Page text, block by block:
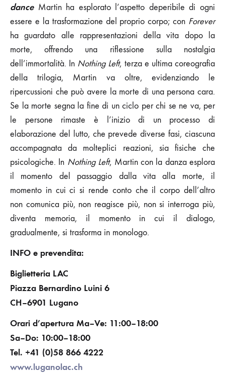
danceMartin ha esplorato l’aspetto deperibile di ogni
essere e la trasformazione del proprio corpo; con Forever
ha guardato alle rappresentazioni della vita dopo la
morte, offrendo una riflessione sulla nostalgia
dell’immortalità. In Nothing Left, terza e ultima coreografia
della trilogia, Martin va oltre, evidenziando le
ripercussioni che può avere la morte di una persona cara.
Se la morte segna la fine di un ciclo per chi se ne va, per
le persone rimaste è l’inizio di un processo di
elaborazione del lutto, che prevede diverse fasi, ciascuna
accompagnata da molteplici reazioni, sia fisiche che
psicologiche. In Nothing Left, Martin con la danza esplora
il momento del passaggio dalla vita alla morte, il
momento in cui ci si rende conto che il corpo dell’altro
non comunica più, non reagisce più, non si interroga più,
diventa memoria, il momento in cui il dialogo,
gradualmente, si trasforma in monologo.
INFO e prevendita:
Biglietteria LAC
Piazza Bernardino Luini 6
CH–6901 Lugano
Orari d’apertura Ma–Ve: 11:00–18:00
Sa–Do: 10:00–18:00
Tel. +41 (0)58 866 4222
www.luganolac.ch